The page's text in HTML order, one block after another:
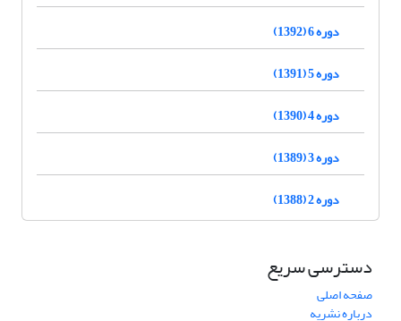
دوره 6 (1392)
دوره 5 (1391)
دوره 4 (1390)
دوره 3 (1389)
دوره 2 (1388)
دسترسی سریع
صفحه اصلی
درباره نشریه